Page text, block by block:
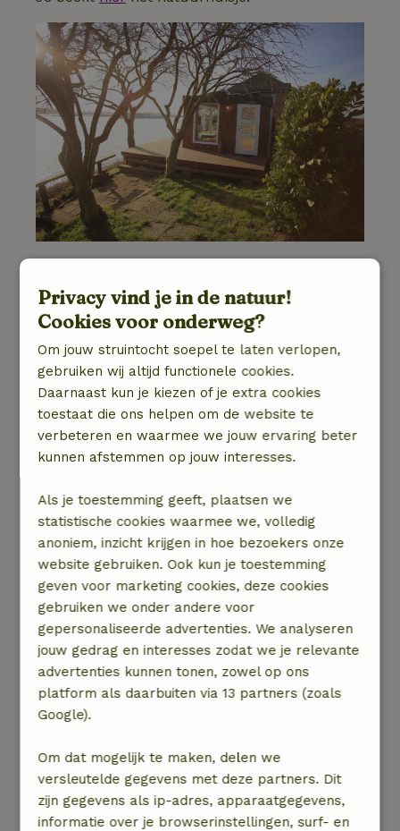
Toe aan een weekend samen ontspannen? In
dit huisje moet dat wel lukken. In dit huisje
bevindt een ware wellness met infraroodsauna,
Turkse stoomdouche én een bubbelbad. De
openstaande deuren zorgen ervoor dat je hier
optimaal van kunt genieten. Vanaf dit huisje
heb je een prachtig uitzicht op het water, zodat
jullie hier samen van de langsvarende boten
Je boekthierhet natuurhuisje.
Easterein - Friesland
Privacy vind je in de natuur!
Cookies voor onderweg?
Om jouw struintocht soepel te laten verlopen,
gebruiken wij altijd functionele cookies.
Daarnaast kun je kiezen of je extra cookies
toestaat die ons helpen om de website te
verbeteren en waarmee we jouw ervaring beter
kunnen afstemmen op jouw interesses.
Als je toestemming geeft, plaatsen we
statistische cookies waarmee we, volledig
anoniem, inzicht krijgen in hoe bezoekers onze
website gebruiken. Ook kun je toestemming
geven voor marketing cookies, deze cookies
gebruiken we onder andere voor
gepersonaliseerde advertenties. We analyseren
jouw gedrag en interesses zodat we je relevante
advertenties kunnen tonen, zowel op ons
platform als daarbuiten via 13 partners (zoals
Google).
Om dat mogelijk te maken, delen we
versleutelde gegevens met deze partners. Dit
zijn gegevens als ip-adres, apparaatgegevens,
informatie over je browserinstellingen, surf- en